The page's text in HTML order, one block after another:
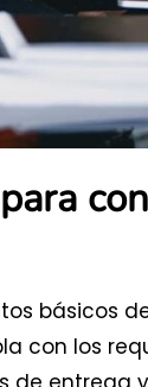
básicos
con los